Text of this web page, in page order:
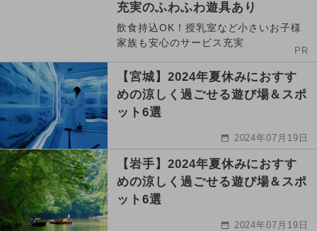
充実のふわふわ遊具あり
飲食持込OK！授乳室など小さいお子様
家族も安心のサービス充実
PR
【宮城】2024年夏休みにおすす
めの涼しく過ごせる遊び場＆スポ
ット6選
2024年07月19日
【岩手】2024年夏休みにおすす
めの涼しく過ごせる遊び場＆スポ
ット6選
2024年07月19日